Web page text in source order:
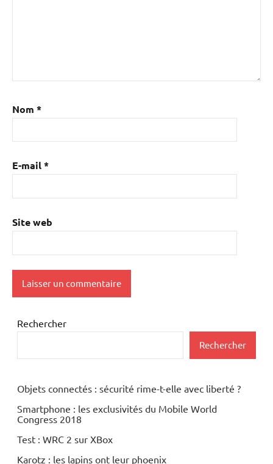
Nom *
E-mail*
Site web
Rechercher
Rechercher
Objets connectés : sécurité rime-t-elle avec liberté ?
Smartphone : les exclusivités du Mobile World
Congress 2018
Test : WRC 2 sur XBox
Karotz : les lapins ont leur phoenix